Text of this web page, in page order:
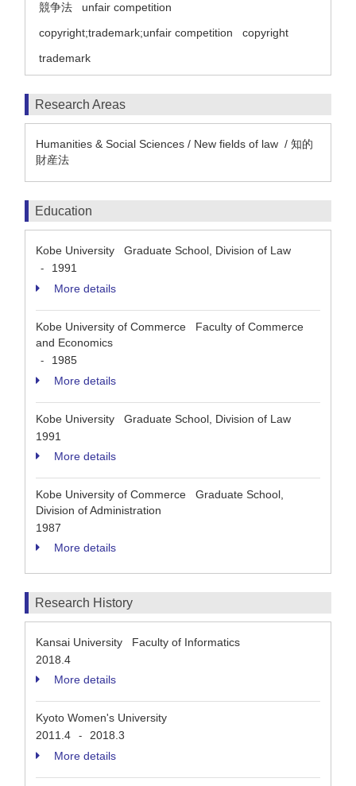
競争法
unfair competition
copyright;trademark;unfair competition
copyright
trademark
Research Areas
Humanities & Social Sciences / New fields of law / 知的
財産法
Education
Kobe University Graduate School, Division of Law
-
1991
More details
Kobe University of Commerce Faculty of Commerce
and Economics
-
1985
More details
Kobe University Graduate School, Division of Law
1991
More details
Kobe University of Commerce Graduate School,
Division of Administration
1987
More details
Research History
Kansai University Faculty of Informatics
2018.4
More details
Kyoto Women's University
2011.4
-
2018.3
More details